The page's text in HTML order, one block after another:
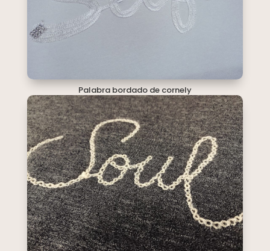
Palabra bordado de cornely